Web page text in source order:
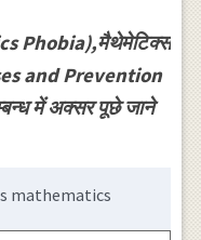
Phobia),मैथेमेटिक्स
and Prevention
में अक्सर पूछे जाने
is mathematics